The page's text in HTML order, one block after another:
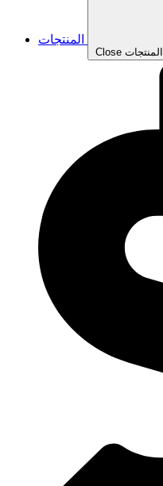
Close المنتجات